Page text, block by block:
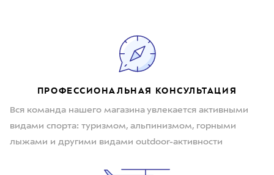
ПРОФЕССИОНАЛЬНАЯ КОНСУЛЬТАЦИЯ
Вся команда нашего магазина увлекается активными
видами спорта: туризмом, альпинизмом, горными
лыжами и другими видами outdoor-активности